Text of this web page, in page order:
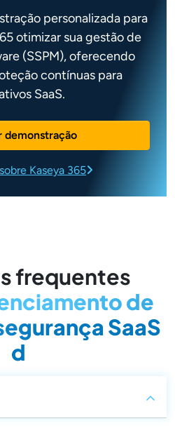
personalizada para
otimizar sua gestão de
(SSPM), oferecendo
contínuas para
SaaS.
demonstração
Kaseya 365
frequentes
de
SaaS
d